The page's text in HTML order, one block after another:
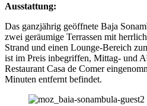
Ausstattung:
Das ganzjährig geöffnete Baja
zwei geräumige Terrassen mit
Strand und einen Lounge-Bereich
ist im Preis inbegriffen, Mittag- und
Restaurant Casa de Comer
Minuten entfernt befindet.